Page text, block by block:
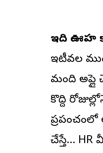
ఇది ఊహ
ఇటీవల
మంది అప్లై
కొద్ది
చేస్తే…